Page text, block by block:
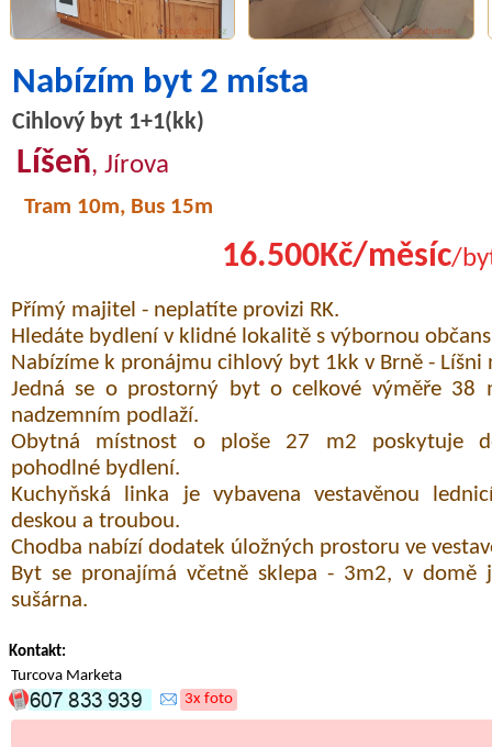
Nabízím byt 2 místa
Cihlový byt 1+1(kk)
Líšeň, Jírova
Tram 10m, Bus 15m
16.500Kč/měsíc/
Přímý majitel - neplatíte provizi RK.
Hledáte bydlení v klidné lokalitě s výbornou
Nabízíme k pronájmu cihlový byt 1kk v Brně - Líšni
Jedná se o prostorný byt o celkové výměře 38
nadzemním podlaží.
Obytná místnost o ploše 27 m2 poskytuje
pohodlné bydlení.
Kuchyňská linka je vybavena vestavěnou
deskou a troubou.
Chodba nabízí dodatek úložných prostoru ve
Byt se pronajímá včetně sklepa - 3m2, v domě
sušárna.
Kontakt:
Turcova Marketa
3x foto